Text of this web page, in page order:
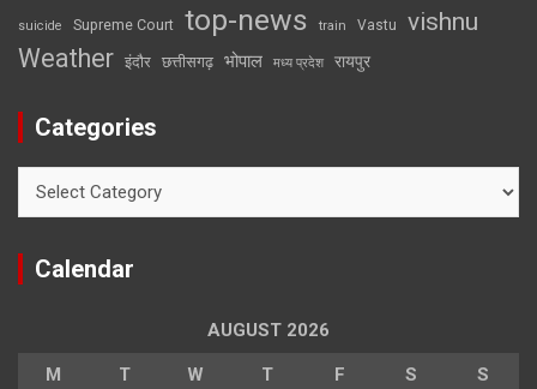
suicide Supreme Court top-news train Vastu vishnu
Weather इंदौर छत्तीसगढ़ भोपाल मध्य प्रदेश रायपुर
Categories
Calendar
AUGUST 2026
M T W T F S S